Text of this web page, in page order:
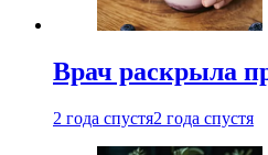
Врач раскрыла
2 года спустя2 года спустя